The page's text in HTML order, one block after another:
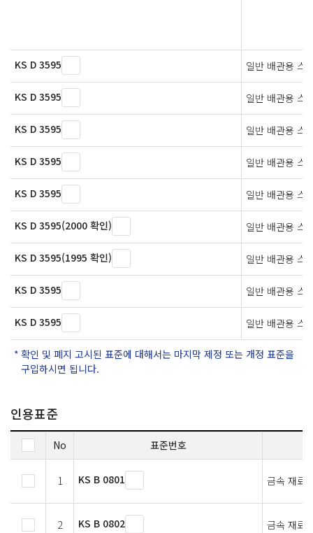
KS D 3595 일반 배관용 스
KS D 3595 일반 배관용 스
KS D 3595 일반 배관용 스
KS D 3595 일반 배관용 스
KS D 3595 일반 배관용 스
KS D 3595(2000 확인) 일반 배관용 스
KS D 3595(1995 확인) 일반 배관용 스
KS D 3595 일반 배관용 스
KS D 3595 일반 배관용 스
확인 및 폐지 고시된 표준에 대해서는 마지막 제정 또는 개정 표준을
구입하시면 됩니다.
인용표준
No 표준번호
1 KS B 0801 금속 재료
2 KS B 0802 금속 재료